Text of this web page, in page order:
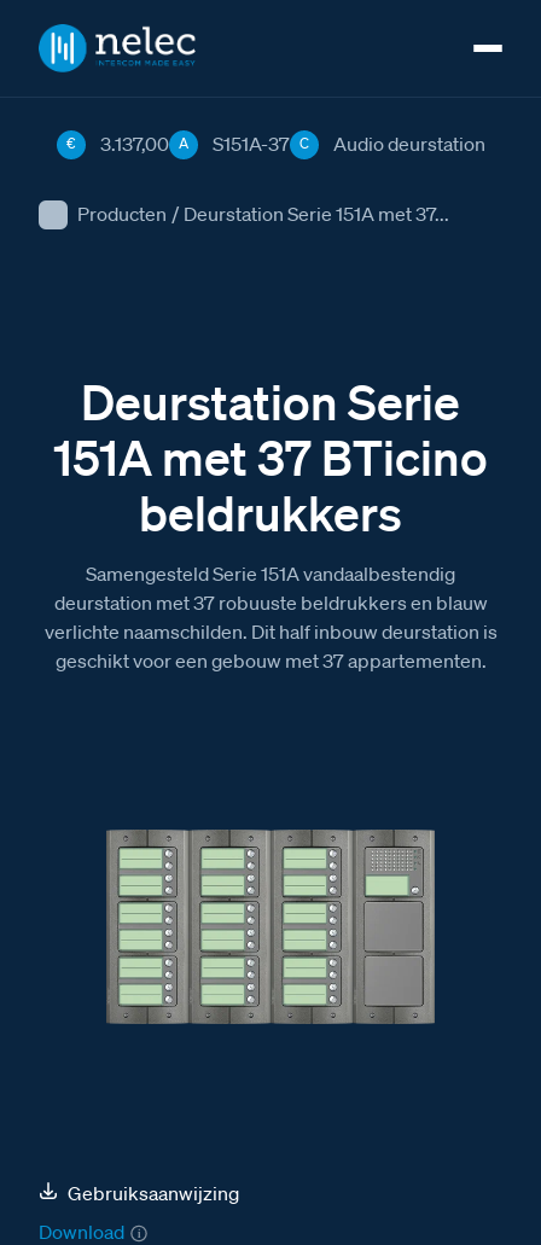
Producten / Deurstation Serie 151A met 37...
€ 3.137,00 A S151A-37 C Audio deurstation
Deurstation Serie
151A met 37 BTicino
beldrukkers
Samengesteld Serie 151A vandaalbestendig
deurstation met 37 robuuste beldrukkers en blauw
verlichte naamschilden. Dit half inbouw deurstation is
geschikt voor een gebouw met 37 appartementen.
Gebruiksaanwijzing
Download